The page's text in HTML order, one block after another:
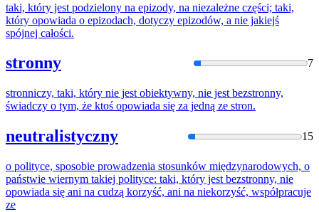
taki, który jest podzielony na epizody, na niezależne części; taki,
który opowiada o epizodach, dotyczy epizodów, a nie jakiejś
spójnej całości.
stronny 7
stronniczy, taki, który nie jest obiektywny, nie jest bezstronny,
świadczy o tym, że ktoś opowiada się za jedną ze stron.
neutralistyczny 15
o polityce, sposobie prowadzenia stosunków międzynarodowych, o
państwie wiernym takiej polityce: taki, który jest bezstronny, nie
opowiada się ani na cudzą korzyść, ani na niekorzyść, współpracuje
ze